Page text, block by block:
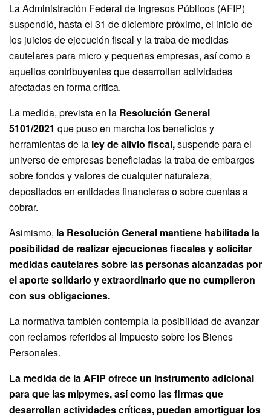
La Administración Federal de Ingresos Públicos (AFIP)
suspendió, hasta el 31 de diciembre próximo, el inicio de
los juicios de ejecución fiscal y la traba de medidas
cautelares para micro y pequeñas empresas, así como a
aquellos contribuyentes que desarrollan actividades
afectadas en forma crítica.
La medida, prevista en la Resolución General
5101/2021 que puso en marcha los beneficios y
herramientas de la ley de alivio fiscal,suspende para el
universo de empresas beneficiadas la traba de embargos
sobre fondos y valores de cualquier naturaleza,
depositados en entidades financieras o sobre cuentas a
cobrar.
Asimismo, la Resolución General mantiene habilitada la
posibilidad de realizar ejecuciones fiscales y solicitar
medidas cautelares sobre las personas alcanzadas por
el aporte solidario y extraordinario que no cumplieron
con sus obligaciones.
La normativa también contempla la posibilidad de avanzar
con reclamos referidos al Impuesto sobre los Bienes
Personales.
La medida de la AFIP ofrece un instrumento adicional
para que las mipymes, así como las firmas que
desarrollan actividades críticas, puedan amortiguar los